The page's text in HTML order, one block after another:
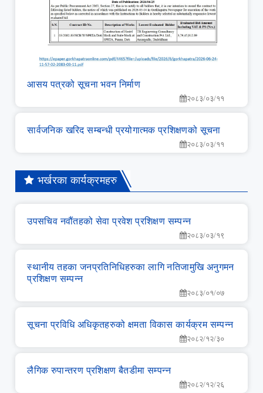
आसय पत्रको सूचना भवन निर्माण
२०८३/०३/११
सार्वजनिक खरिद सम्‍बन्‍धी प्रयोगात्‍मक प्रशिक्षणको सूचना
२०८३/०३/११
भर्खरका कार्यक्रमहरु
उपसचिव नवौंतहको सेवा प्रवेश प्रशिक्षण सम्‍पन्‍न
२०८३/०३/१९
स्‍थानीय तहका जनप्रतिनिधिहरुका लागि नतिजामुखि अनुगमन
प्रशिक्षण सम्‍पन्‍न
२०८३/०१/०७
सूचना प्रविधि अधिकृतहरुको क्षमता विकास कार्यक्रम सम्‍पन्‍न
२०८२/१२/३०
लै‌गिक रुपान्‍तरण प्रशिक्षण बैतडीमा सम्‍पन्‍न
२०८२/१२/२६